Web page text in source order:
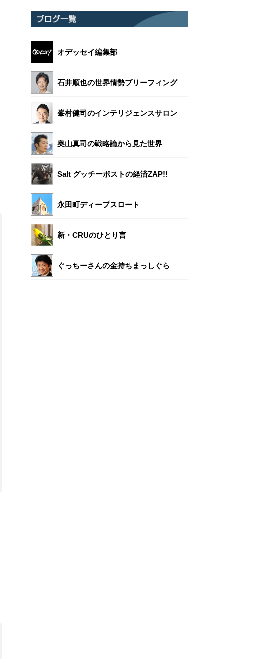
オデッセイ編集部
石井順也の世界情勢ブリーフィング
峯村健司のインテリジェンスサロン
奥山真司の戦略論から見た世界
Salt グッチーポストの経済ZAP!!
永田町ディープスロート
新・CRUのひとり言
ぐっちーさんの金持ちまっしぐら